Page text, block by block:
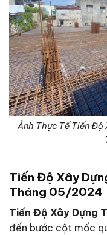
Ảnh Thực Tế Tiến Độ
Tiến Độ Xây
Tháng 05/2024
Tiến Độ Xây Dựng
đến bước cột mốc